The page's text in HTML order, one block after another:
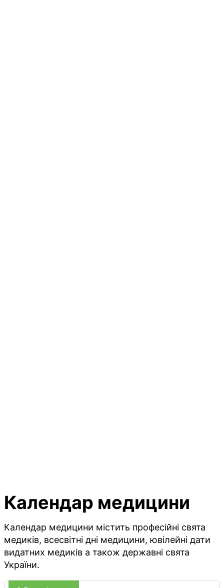
Календар медицини
Календар медицини містить професійні свята
медиків, всесвітні дні медицини, ювілейні дати
видатних медиків а також державні свята
України.